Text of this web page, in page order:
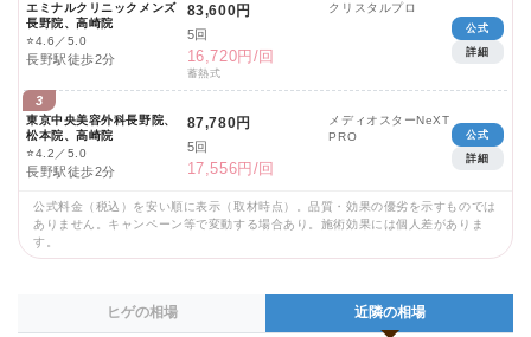
エミナルクリニックメンズ
長野院、高崎院
⭐4.6／5.0
長野駅徒歩2分
83,600円
5回
16,720円/回
蓄熱式
クリスタルプロ
公式
詳細
3
東京中央美容外科長野院、
松本院、高崎院
⭐4.2／5.0
長野駅徒歩2分
87,780円
5回
17,556円/回
メディオスターNeXT
PRO
公式
詳細
公式料金（税込）を安い順に表示（取材時点）。品質・効果の優劣を示すものでは
ありません。キャンペーン等で変動する場合あり。施術効果には個人差がありま
す。
ヒゲの相場 近隣の相場